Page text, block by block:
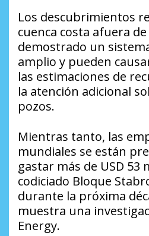
Los descubrimientos
cuenca costa afuera
demostrado un
amplio y pueden
las estimaciones de
la atención adicional
pozos.
Mientras tanto, las
mundiales se están
gastar más de USD 53
codiciado Bloque
durante la próxima
muestra una
Energy.